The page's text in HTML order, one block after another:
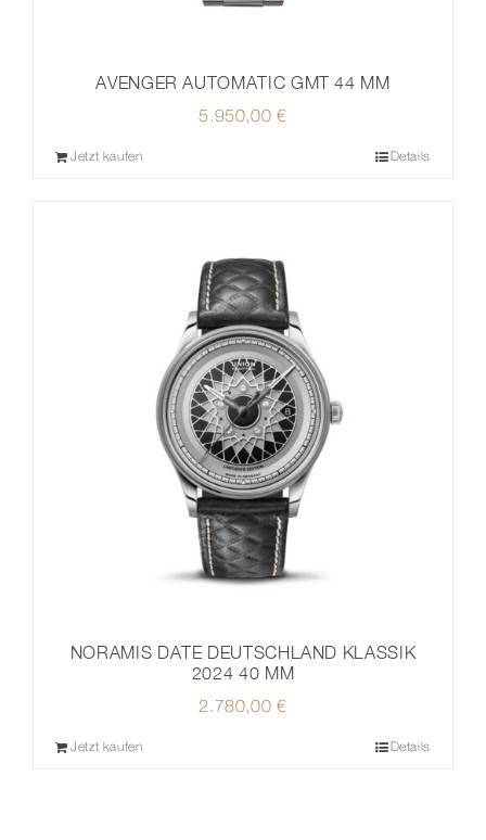
AVENGER AUTOMATIC GMT 44 MM
5.950,00€
Jetzt kaufen Details
NORAMIS DATE DEUTSCHLAND KLASSIK
2024 40 MM
2.780,00€
Jetzt kaufen Details